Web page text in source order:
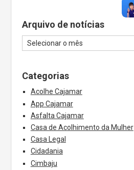
Arquivo de notícias
Categorias
Acolhe Cajamar
App Cajamar
Asfalta Cajamar
Casa de Acolhimento da Mulher
Casa Legal
Cidadania
Cimbaju